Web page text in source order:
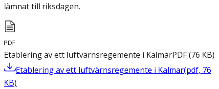
lämnat till riksdagen.
PDF
Etablering av ett luftvärnsregemente i KalmarPDF(76 KB)
Etablering av ett luftvärnsregemente i Kalmar(pdf, 76
KB)